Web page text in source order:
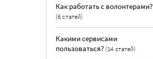
Как работать с волонтерами?
(6 статей)
Какими сервисами
пользоваться? (14 статей)